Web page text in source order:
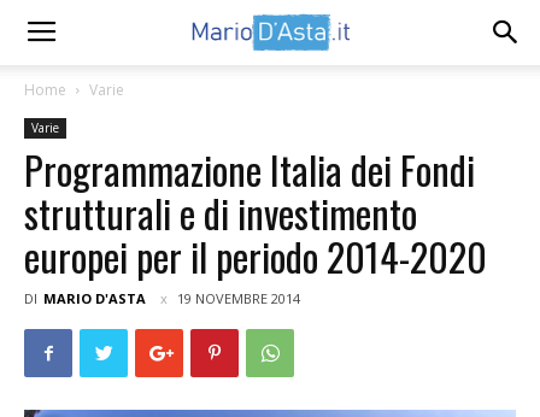
Home Varie
Varie
Programmazione Italia dei Fondi
strutturali e di investimento
europei per il periodo 2014-2020
DI MARIO D'ASTA 19 NOVEMBRE 2014